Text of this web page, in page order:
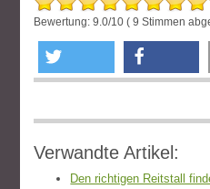
Bewertung:9.0/10 (9 Stimmen
Verwandte Artikel:
Den richtigen Reitstall